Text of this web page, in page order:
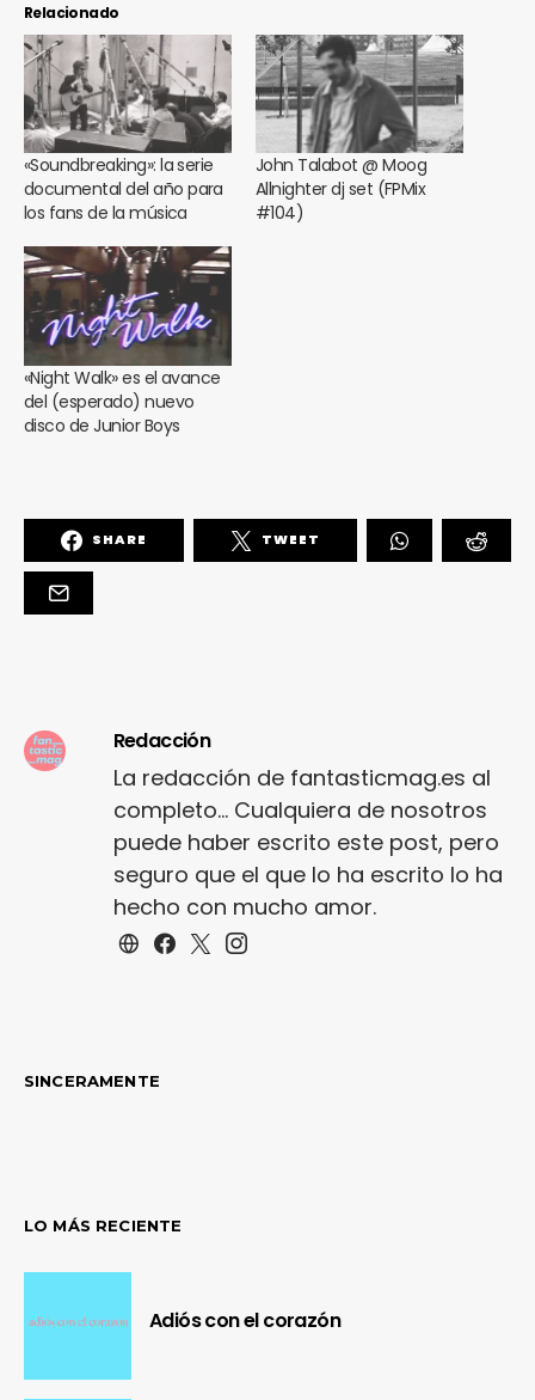
Relacionado
«Soundbreaking»: la serie
documental del año para
los fans de la música
John Talabot @ Moog
Allnighter dj set (FPMix
#104)
«Night Walk» es el avance
del (esperado) nuevo
disco de Junior Boys
SHARE TWEET
Redacción
La redacción de fantasticmag.es al
completo... Cualquiera de nosotros
puede haber escrito este post, pero
seguro que el que lo ha escrito lo ha
hecho con mucho amor.
SINCERAMENTE
LO MÁS RECIENTE
Adiós con el corazón